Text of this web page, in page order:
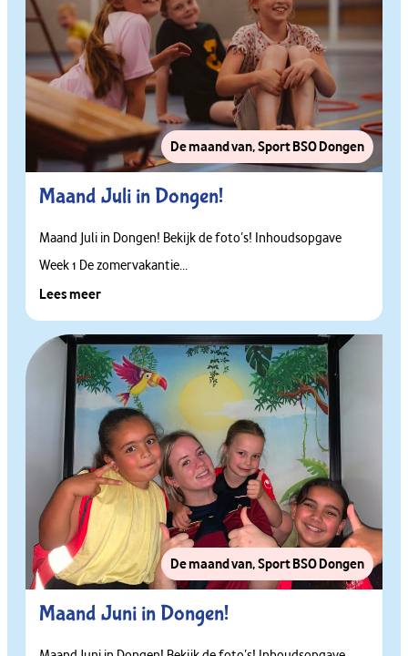
De maand van,Sport BSO Dongen
Maand Juli in Dongen!
Maand Juli in Dongen! Bekijk de foto’s! Inhoudsopgave
Week 1 De zomervakantie...
Lees meer
De maand van,Sport BSO Dongen
Maand Juni in Dongen!